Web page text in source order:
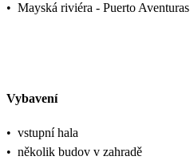
• Mayská riviéra - Puerto Aventuras
Vybavení
• vstupní hala
• několik budov v zahradě